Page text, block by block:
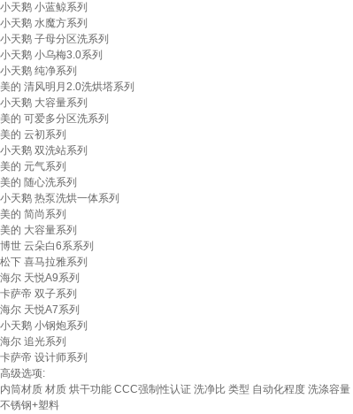
小天鹅 小蓝鲸系列
小天鹅 水魔方系列
小天鹅 子母分区洗系列
小天鹅 小乌梅3.0系列
小天鹅 纯净系列
美的 清风明月2.0洗烘塔系列
小天鹅 大容量系列
美的 可爱多分区洗系列
美的 云初系列
小天鹅 双洗站系列
美的 元气系列
美的 随心洗系列
小天鹅 热泵洗烘一体系列
美的 简尚系列
美的 大容量系列
博世 云朵白6系系列
松下 喜马拉雅系列
海尔 天悦A9系列
卡萨帝 双子系列
海尔 天悦A7系列
小天鹅 小钢炮系列
海尔 追光系列
卡萨帝 设计师系列
高级选项:
内筒材质 材质 烘干功能 CCC强制性认证 洗净比 类型 自动化程度 洗涤容量
不锈钢+塑料